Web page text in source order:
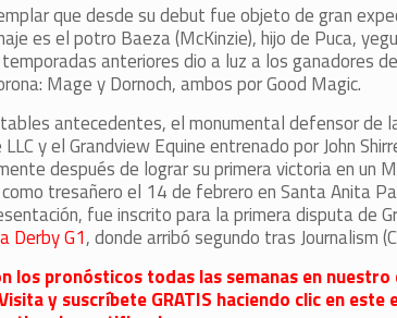
que desde su debut fue objeto de gran
es el potro Baeza (McKinzie), hijo de Puca,
anteriores dio a luz a los ganadores
Mage y Dornoch, ambos por Good Magic.
antecedentes, el monumental defensor de
y el Grandview Equine entrenado por John
después de lograr su primera victoria en un
tresañero el 14 de febrero en Santa Anita
fue inscrito para la primera disputa de
Derby G1, donde arribó segundo tras Journalism
los pronósticos todas las semanas en nuestro
y suscríbete GRATIS haciendo clic en este